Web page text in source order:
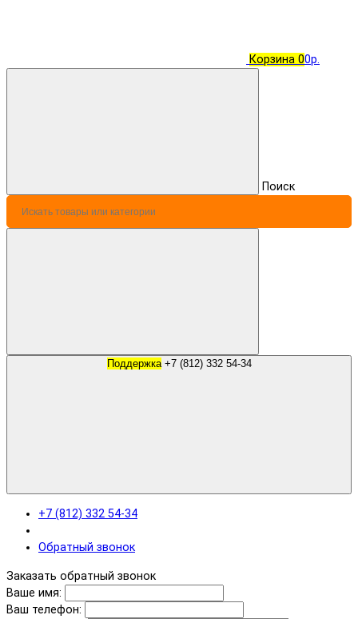
Корзина 00р.
Поиск
Поддержка +7 (812) 332 54-34
+7 (812) 332 54-34
Обратный звонок
Заказать обратный звонок
Ваше имя:
Ваш телефон: